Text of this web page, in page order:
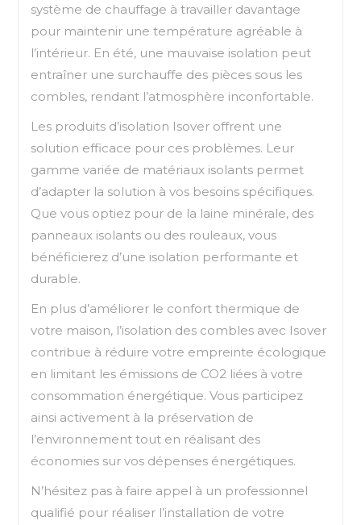
système de chauffage à travailler davantage
pour maintenir une température agréable à
l’intérieur. En été, une mauvaise isolation peut
entraîner une surchauffe des pièces sous les
combles, rendant l’atmosphère inconfortable.
Les produits d’isolation Isover offrent une
solution efficace pour ces problèmes. Leur
gamme variée de matériaux isolants permet
d’adapter la solution à vos besoins spécifiques.
Que vous optiez pour de la laine minérale, des
panneaux isolants ou des rouleaux, vous
bénéficierez d’une isolation performante et
durable.
En plus d’améliorer le confort thermique de
votre maison, l’isolation des combles avec Isover
contribue à réduire votre empreinte écologique
en limitant les émissions de CO2 liées à votre
consommation énergétique. Vous participez
ainsi activement à la préservation de
l’environnement tout en réalisant des
économies sur vos dépenses énergétiques.
N’hésitez pas à faire appel à un professionnel
qualifié pour réaliser l’installation de votre